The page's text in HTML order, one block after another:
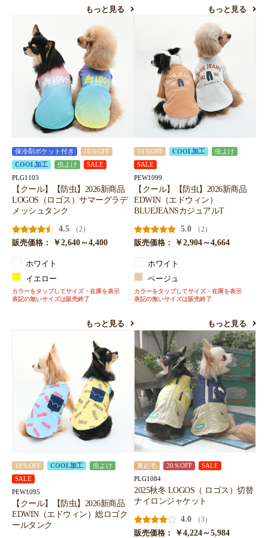
もっと見る もっと見る
保冷剤ポケット付き
10％OFF
COOL加工
虫よけ SALE
PLG1103
【クール】【防虫】2026新商品
LOGOS（ロゴス）サマーグラデ
メッシュタンク
4.5
（2）
販売価格：
￥2,640～4,400
ホワイト
イエロー
カラーをタップしてサイズ・在庫を表示
表記の無いサイズは販売終了
もっと見る
10％OFF COOL加工
虫よけ
SALE
PEW1099
【クール】【防虫】2026新商品
EDWIN（エドウィン）
BLUEJEANSカジュアルT
5.0
（2）
販売価格：
￥2,904～4,664
ホワイト
ベージュ
カラーをタップしてサイズ・在庫を表示
表記の無いサイズは販売終了
もっと見る
10％OFF COOL加工
虫よけ
SALE
PEW1095
【クール】【防虫】2026新商品
EDWIN（エドウィン）総ロゴク
ールタンク
裏起毛 20％OFF SALE
PLG1084
2025秋冬 LOGOS（ ロゴス）切替
ナイロンジャケット
4.0
（3）
販売価格：
￥4,224～5,984